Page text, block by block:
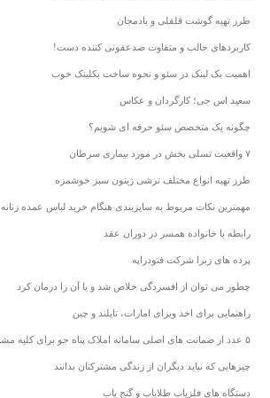
طرز تهیه گوشت قلقلی و بادمجان
کاربردهای جالب و متفاوت ضدعفونی کننده دست!
اهمیت بک لینک در سئو و نحوه ساخت بکلینک خوب
سعید اس جی؛ کارگردان و عکاس
چگونه یک متخصص سئو حرفه ای شویم؟
۷ واقعیت تسلی بخش در مورد بیماری سرطان
طرز تهیه انواع مختلف ترشی زیتون سبز خوشمزه
مهمترین نکات مربوط به سایزبندی هنگام خرید لباس عمده زنانه
رابطه با خانواده همسر در دوران عقد
پرده های زبرا شرکت فتودراپه
چطور می توان از افسردگی خلاص شد و یا آن را درمان کرد
راهنمایی برای اخذ ویزای امارات، تایلند و چین
۵ عدد از ضمانت های اصلی سامانه املاک پناه جو برای کلیه مشاورین املاک
چیزهایی که نباید دیگران از زندگی مشترکتان بدانند
دستگاه‌ های فلزیاب طلایاب و گنج‌ یاب